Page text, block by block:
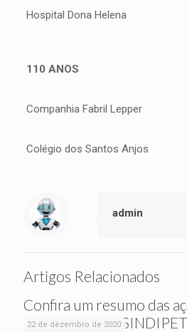
Hospital Dona Helena
110 ANOS
Companhia Fabril Lepper
Colégio dos Santos Anjos
admin
Artigos Relacionados
22 de dezembro de 2020
Confira um resumo das
realizadas pelo